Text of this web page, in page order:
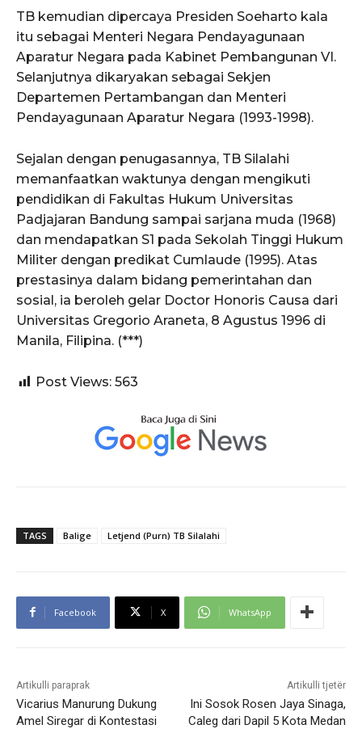
TB kemudian dipercaya Presiden Soeharto kala
itu sebagai Menteri Negara Pendayagunaan
Aparatur Negara pada Kabinet Pembangunan VI.
Selanjutnya dikaryakan sebagai Sekjen
Departemen Pertambangan dan Menteri
Pendayagunaan Aparatur Negara (1993-1998).
Sejalan dengan penugasannya, TB Silalahi
memanfaatkan waktunya dengan mengikuti
pendidikan di Fakultas Hukum Universitas
Padjajaran Bandung sampai sarjana muda (1968)
dan mendapatkan S1 pada Sekolah Tinggi Hukum
Militer dengan predikat Cumlaude (1995). Atas
prestasinya dalam bidang pemerintahan dan
sosial, ia beroleh gelar Doctor Honoris Causa dari
Universitas Gregorio Araneta, 8 Agustus 1996 di
Manila, Filipina. (***)
Post Views: 563
TAGS Balige Letjend (Purn) TB Silalahi
Facebook X WhatsApp
Artikulli paraprak
Vicarius Manurung Dukung
Amel Siregar di Kontestasi
Artikulli tjetër
Ini Sosok Rosen Jaya Sinaga,
Caleg dari Dapil 5 Kota Medan